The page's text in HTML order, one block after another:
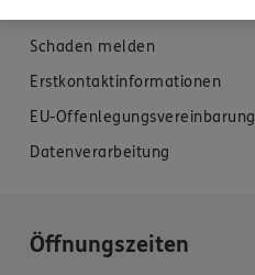
Schaden melden
Erstkontaktinformationen
EU-Offenlegungsvereinbarung
Datenverarbeitung
Öffnungszeiten